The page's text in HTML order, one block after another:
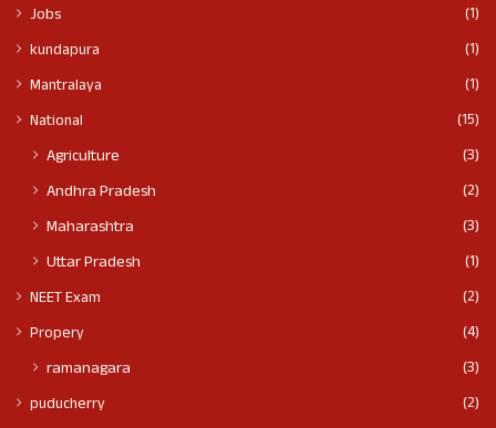
Jobs
(1)
kundapura
(1)
Mantralaya
(1)
National
(15)
Agriculture
(3)
Andhra Pradesh
(2)
Maharashtra
(3)
Uttar Pradesh
(1)
NEET Exam
(2)
Propery
(4)
ramanagara (3)
puducherry
(2)